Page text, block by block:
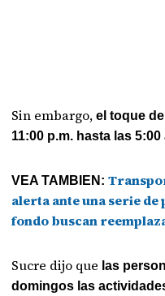
Sin embargo,el toque
11:00 p.m. hasta las 5:00
VEA TAMBIEN:
alerta ante una serie de
fondo buscan
Sucre dijo que las
domingos las